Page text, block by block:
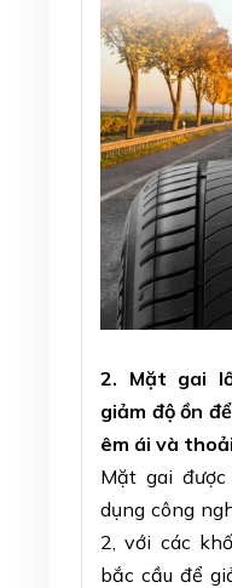
2. Mặt gai
giảm độ ồn
êm ái và
Mặt gai
dụng công
2, với các
bắc cầu để